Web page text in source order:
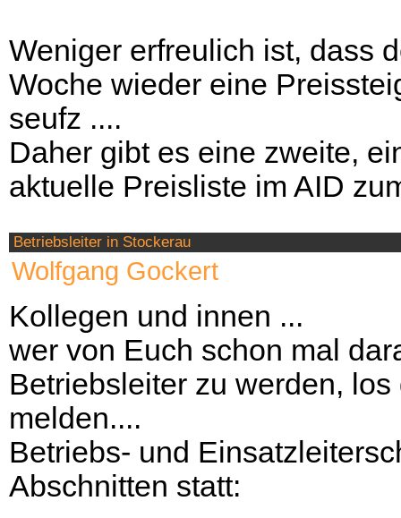
Weniger erfreulich ist, dass
Woche wieder eine
seufz ....
Daher gibt es eine zweite,
aktuelle Preisliste im AID
Betriebsleiter in Stockerau
Wolfgang Gockert
Kollegen und innen ...
wer von Euch schon mal
Betriebsleiter zu werden,
melden....
Betriebs- und
Abschnitten statt: